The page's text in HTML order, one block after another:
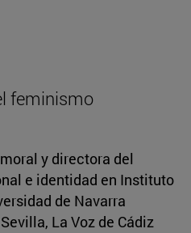
feminismo
y directora del
e identidad en Instituto
de Navarra
La Voz de Cádiz